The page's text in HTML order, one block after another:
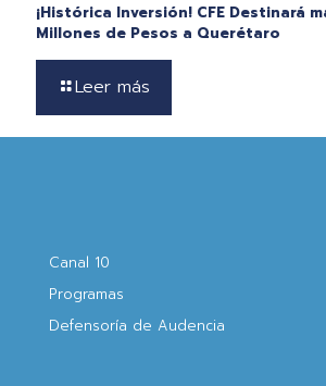
¡Histórica Inversión! CFE Destinará
Millones de Pesos a Querétaro
Leer más
Canal 10
Programas
Defensoría de Audencia